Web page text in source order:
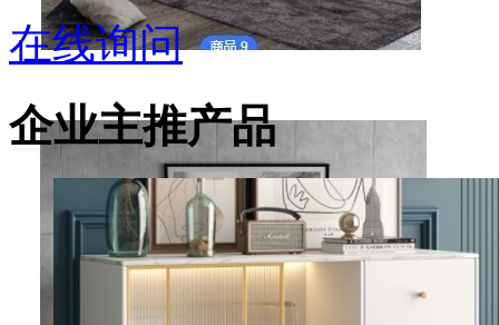
在线询问
企业主推产品